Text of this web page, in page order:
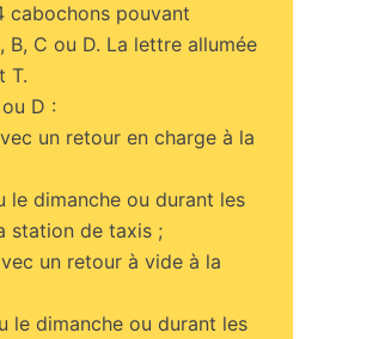
cabochons pouvant
C ou D. La lettre allumée
T.
D :
un retour en charge à la
le dimanche ou durant les
station de taxis ;
un retour à vide à la
le dimanche ou durant les